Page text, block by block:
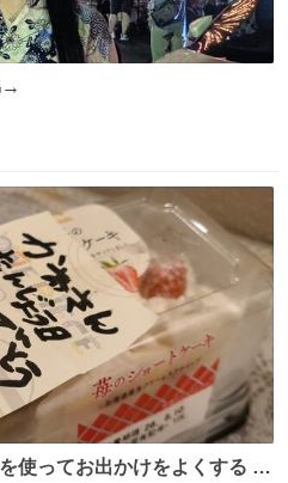
た写真 弟→
使ってお出かけをよくする 親